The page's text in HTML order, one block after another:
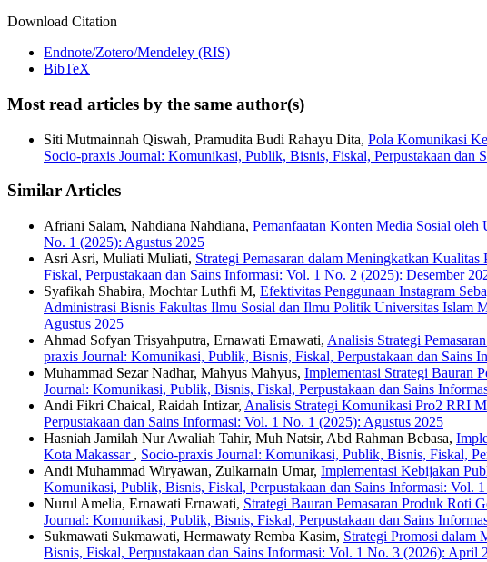
Download Citation
Endnote/Zotero/Mendeley (RIS)
BibTeX
Most read articles by the same author(s)
Siti Mutmainnah Qiswah, Pramudita Budi Rahayu Dita, Pola Komunikasi
Socio-praxis Journal: Komunikasi, Publik, Bisnis, Fiskal, Perpustakaan dan
Similar Articles
Afriani Salam, Nahdiana Nahdiana, Pemanfaatan Konten Media Sosial
No. 1 (2025): Agustus 2025
Asri Asri, Muliati Muliati, Strategi Pemasaran dalam Meningkatkan
Fiskal, Perpustakaan dan Sains Informasi: Vol. 1 No. 2 (2025): Desember
Syafikah Shabira, Mochtar Luthfi M, Efektivitas Penggunaan Instagram
Administrasi Bisnis Fakultas Ilmu Sosial dan Ilmu Politik Universitas Islam
Agustus 2025
Ahmad Sofyan Trisyahputra, Ernawati Ernawati, Analisis Strategi
praxis Journal: Komunikasi, Publik, Bisnis, Fiskal, Perpustakaan dan Sains
Muhammad Sezar Nadhar, Mahyus Mahyus, Implementasi Strategi Bauran
Journal: Komunikasi, Publik, Bisnis, Fiskal, Perpustakaan dan Sains
Andi Fikri Chaical, Raidah Intizar, Analisis Strategi Komunikasi Pro2 RRI
Perpustakaan dan Sains Informasi: Vol. 1 No. 1 (2025): Agustus 2025
Hasniah Jamilah Nur Awaliah Tahir, Muh Natsir, Abd Rahman Bebasa,
Kota Makassar , Socio-praxis Journal: Komunikasi, Publik, Bisnis, Fiskal,
Andi Muhammad Wiryawan, Zulkarnain Umar, Implementasi Kebijakan
Komunikasi, Publik, Bisnis, Fiskal, Perpustakaan dan Sains Informasi: Vol.
Nurul Amelia, Ernawati Ernawati, Strategi Bauran Pemasaran Produk Roti
Journal: Komunikasi, Publik, Bisnis, Fiskal, Perpustakaan dan Sains
Sukmawati Sukmawati, Hermawaty Remba Kasim, Strategi Promosi dalam
Bisnis, Fiskal, Perpustakaan dan Sains Informasi: Vol. 1 No. 3 (2026): April